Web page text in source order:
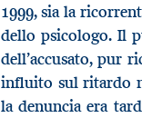
1999, sia la
dello psicologo. Il
dell’accusato, pur
influito sul ritardo
la denuncia era